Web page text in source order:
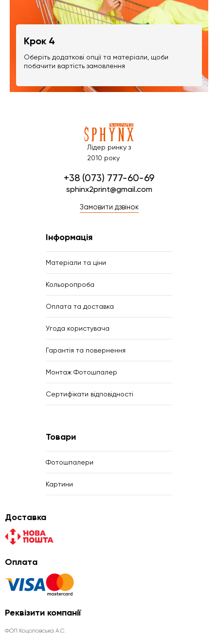
Крок 4
Оберіть додаткові опції та матеріали, щоби
побачити вартість замовлення
Лідер ринку з
2010 року
+38 (073) 777-60-69
sphinx2print@gmail.com
Замовити дзвінок
Інформація
Матеріали та ціни
Кольоропроба
Оплата та доставка
Угода користувача
Гарантія та повернення
Монтаж Фотошпалер
Сертифікати відповідності
Товари
Фотошпалери
Картини
Доставка
Оплата
Реквізити компанії
ФОП Коцоловська А.С.